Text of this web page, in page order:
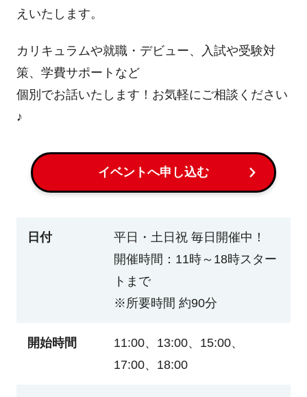
えいたします。
カリキュラムや就職・デビュー、入試や受験対
策、学費サポートなど
個別でお話いたします！お気軽にご相談ください
♪
イベントへ申し込む
日付
平日・土日祝 毎日開催中！
開催時間：11時～18時スター
トまで
※所要時間 約90分
開始時間
11:00、13:00、15:00、
17:00、18:00